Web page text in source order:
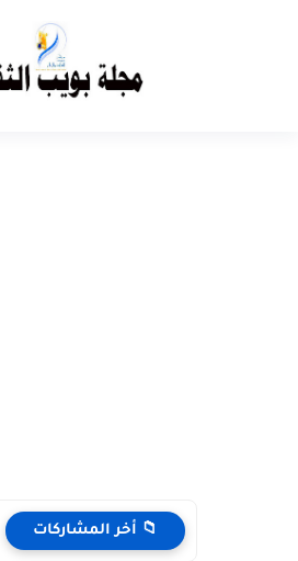
📁 أخر المشاركات